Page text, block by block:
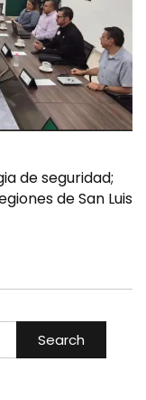
de seguridad;
de San Luis
Search